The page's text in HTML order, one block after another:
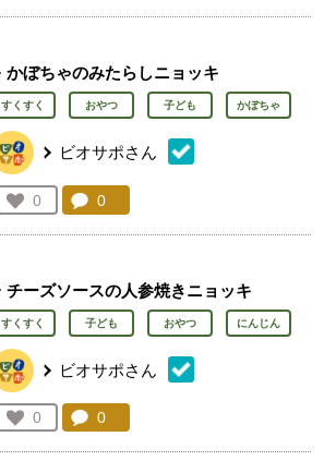
かぼちゃのみたらしニョッキ
すくすく おやつ 子ども かぼちゃ
ビオサポさん
お気に入り登録：
0
人が登録
コメント：
0
チーズソースの人参焼きニョッキ
すくすく 子ども おやつ にんじん
ビオサポさん
お気に入り登録：
0
人が登録
コメント：
0